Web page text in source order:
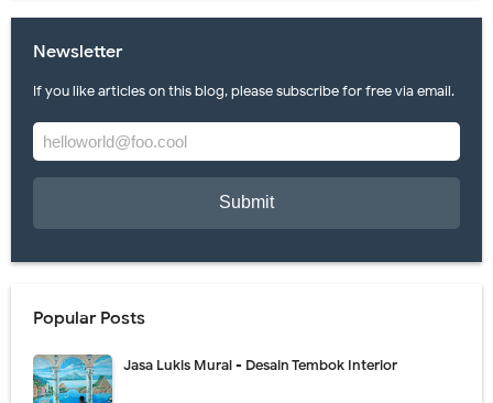
Newsletter
If you like articles on this blog, please subscribe for free via email.
Popular Posts
Jasa Lukis Mural - Desain Tembok Interior